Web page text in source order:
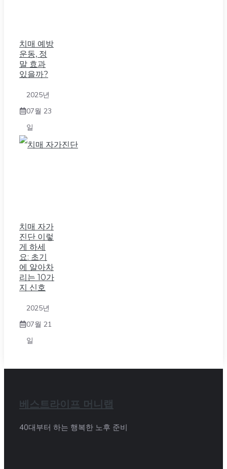
치매 예방
운동, 정
말 효과
있을까?
2025년
07월 23
일
치매 자가
진단 이렇
게 하세
요: 초기
에 알아차
리는 10가
지 신호
2025년
07월 21
일
베스트라이프 머니랩
40대부터 하는 행복한 노후 준비